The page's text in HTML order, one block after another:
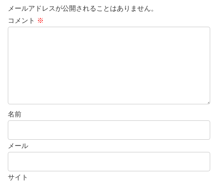
メールアドレスが公開されることはありません。
コメント ※
名前
メール
サイト